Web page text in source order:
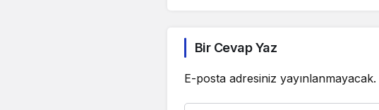
Bir Cevap Yaz
E-posta adresiniz yayınlanmayacak.